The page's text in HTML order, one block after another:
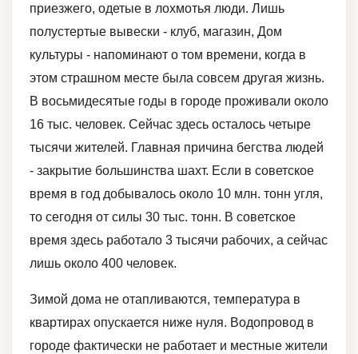
приезжего, одетые в лохмотья люди. Лишь
полустертые вывески - клуб, магазин, Дом
культуры - напоминают о том времени, когда в
этом страшном месте была совсем другая жизнь.
В восьмидесятые годы в городе проживали около
16 тыс. человек. Сейчас здесь осталось четыре
тысячи жителей. Главная причина бегства людей
- закрытие большинства шахт. Если в советское
время в год добывалось около 10 млн. тонн угля,
то сегодня от силы 30 тыс. тонн. В советское
время здесь работало 3 тысячи рабочих, а сейчас
лишь около 400 человек.
Зимой дома не отапливаются, температура в
квартирах опускается ниже нуля. Водопровод в
городе фактически не работает и местные жители